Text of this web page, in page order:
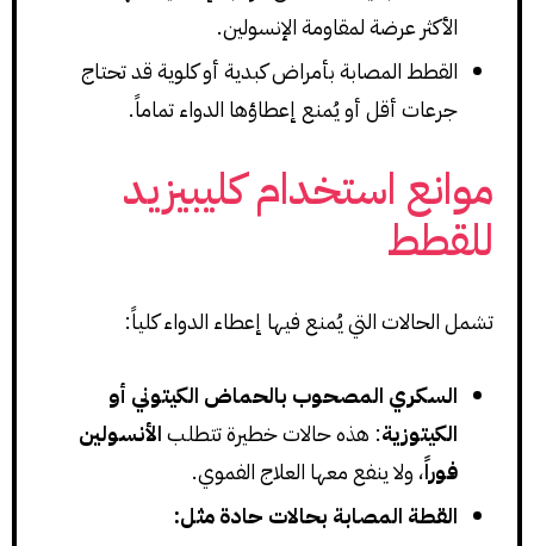
الأكثر عرضة لمقاومة الإنسولين.
القطط المصابة بأمراض كبدية أو كلوية قد تحتاج
جرعات أقل أو يُمنع إعطاؤها الدواء تماماً.
موانع استخدام كليبيزيد
للقطط
تشمل الحالات التي يُمنع فيها إعطاء الدواء كلياً:
السكري المصحوب بالحماض الكيتوني أو
الكيتوزية: هذه حالات خطيرة تتطلبالأنسولين
فوراً، ولا ينفع معها العلاج الفموي.
القطة المصابة بحالات حادة مثل: